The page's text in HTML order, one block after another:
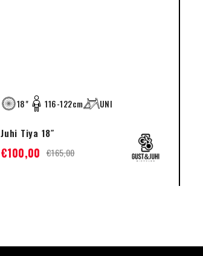
18" 116-122cm UNI
Juhi Tiya 18″
€165,00
€100,00